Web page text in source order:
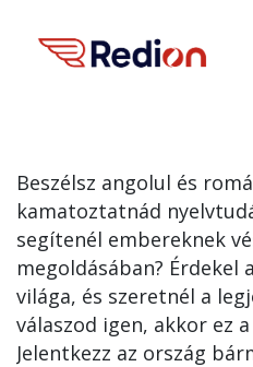
Beszélsz angolul és
kamatoztatnád
segítenél embereknek
megoldásában? Érdekel
világa, és szeretnél a
válaszod igen, akkor ez
Jelentkezz az ország